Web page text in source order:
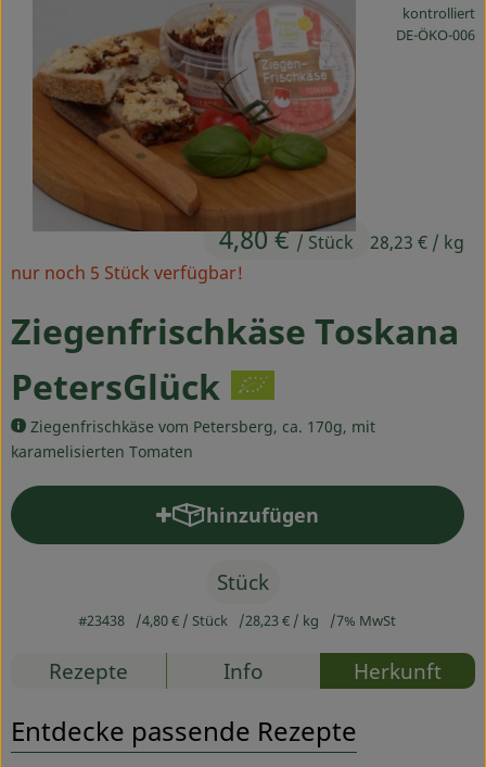
Obst & Gemüse
Kühltheke
Backwaren
Haltbares
So geht's
Über uns
Blog & Aktuelles
Ziegenfrischkäse Toskana
PetersGlück
Ziegenfrischkäse vom Petersberg, ca. 170g, mit
karamelisierten Tomaten
4,80 €/ Stück 28,23 € / kg
nur noch 5 Stück verfügbar!
kontrolliert
,DE-ÖKO-006
hinzufügen
Produkt zum Warenkorb
Stück
#23438 4,80 € / Stück 28,23 € / kg 7% MwSt
Rezepte Info Herkunft
Entdecke passende Rezepte